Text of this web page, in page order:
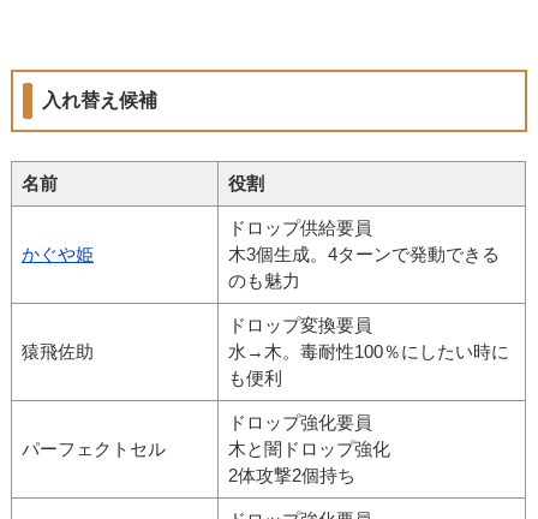
入れ替え候補
名前 役割
かぐや姫
ドロップ供給要員
木3個生成。4ターンで発動できる
のも魅力
猿飛佐助
ドロップ変換要員
水→木。毒耐性100％にしたい時に
も便利
パーフェクトセル
ドロップ強化要員
木と闇ドロップ強化
2体攻撃2個持ち